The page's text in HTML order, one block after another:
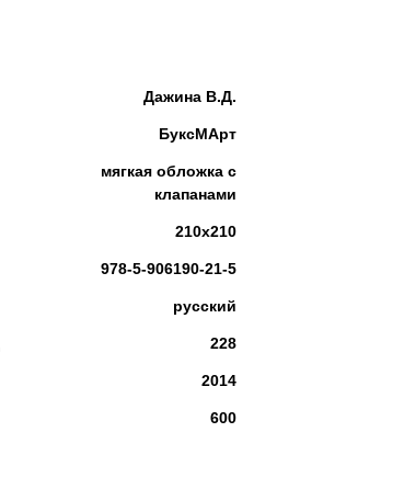
Дажина В.Д.
БуксМАрт
мягкая обложка с
клапанами
210x210
978-5-906190-21-5
русский
228
2014
600